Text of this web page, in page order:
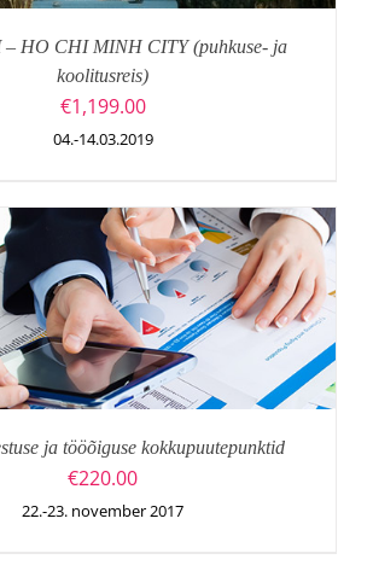
– HO CHI MINH CITY (puhkuse- ja
koolitusreis)
€1,199.00
04.-14.03.2019
ja tööõiguse kokkupuutepunktid
€220.00
22.-23. november 2017